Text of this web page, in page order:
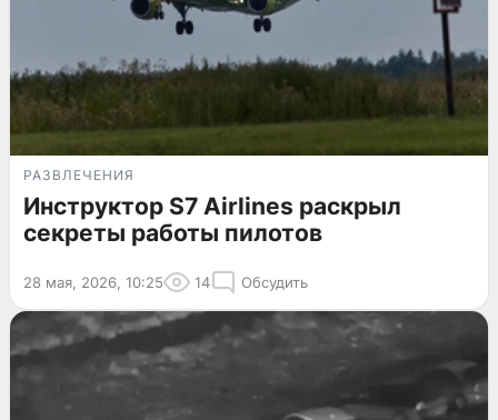
РАЗВЛЕЧЕНИЯ
Инструктор S7 Airlines раскрыл
секреты работы пилотов
28 мая, 2026, 10:25 14 Обсудить